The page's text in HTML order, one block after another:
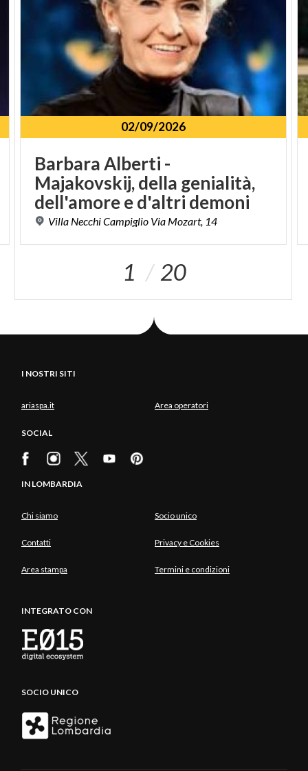
02/09/2026
Barbara Alberti -
Majakovskij, della genialità,
dell'amore e d'altri demoni
Villa NecchiCampiglio Via Mozart, 14
1 20
I NOSTRI SITI
ariaspa.it Area operatori
SOCIAL
IN LOMBARDIA
Chi siamo Socio unico
Contatti Privacy e Cookies
Area stampa Termini e condizioni
INTEGRATO CON
SOCIO UNICO